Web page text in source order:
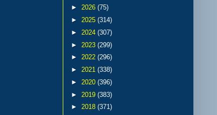
► 2026 (75)
► 2025 (314)
► 2024 (307)
► 2023 (299)
► 2022 (296)
► 2021 (338)
► 2020 (396)
► 2019 (383)
► 2018 (371)